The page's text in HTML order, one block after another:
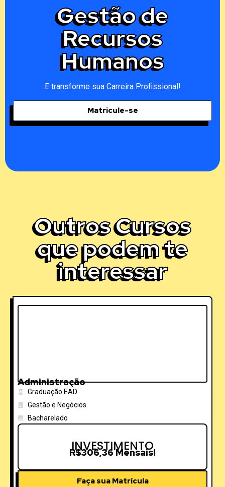
Gestão de
Recursos
Humanos
E transforme sua Carreira Profissional!
Matricule-se
Outros Cursos
que podem te
interessar
Administração
Graduação EAD
Gestão e Negócios
Bacharelado
Faça sua Matrícula
INVESTIMENTO
R$306,36 Mensais!